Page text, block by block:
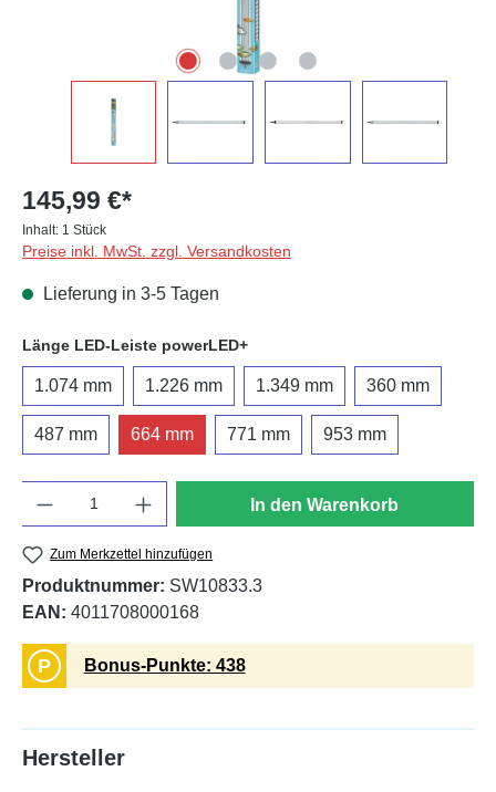
145,99 €*
Inhalt: 1 Stück
Preise inkl. MwSt. zzgl. Versandkosten
Lieferung in 3-5 Tagen
Länge LED-Leiste powerLED+auswählen
1.074 mm 1.226 mm 1.349 mm 360 mm
487 mm 664 mm 771 mm 953 mm
In den Warenkorb
Zum Merkzettel hinzufügen
Produktnummer: SW10833.3
EAN: 4011708000168
P Bonus-Punkte: 438
Hersteller